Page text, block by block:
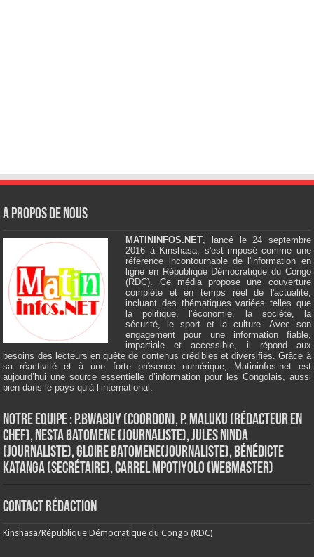
A Propos de Nous
MATININFOS.NET, lancé le 24 septembre
2016 à Kinshasa, s'est imposé comme une
référence incontournable de l'information en
ligne en République Démocratique du Congo
(RDC). Ce média propose une couverture
complète et en temps réel de l'actualité,
incluant des thématiques variées telles que
la politique, l’économie, la société, la
sécurité, le sport et la culture. Avec son
engagement pour une information fiable,
impartiale et accessible, il répond aux
besoins des lecteurs en quête de contenus crédibles et diversifiés. Grâce à
sa réactivité et à une forte présence numérique, Matininfos.net est
aujourd’hui une source essentielle d’information pour les Congolais, aussi
bien dans le pays qu’à l’international.
Notre Equipe : P.Bwabuy (Coordon), P. Maluku (Rédacteur en
Chef), Nesta Batomene (Journaliste), Jules Ninda
(Journaliste), Gloire Batomene(Journaliste), Bénédicte
Katanga (Secrétaire), Carrel Mpotiyolo (Webmaster)
Contact Rédaction
Kinshasa/République Démocratique du Congo (RDC)